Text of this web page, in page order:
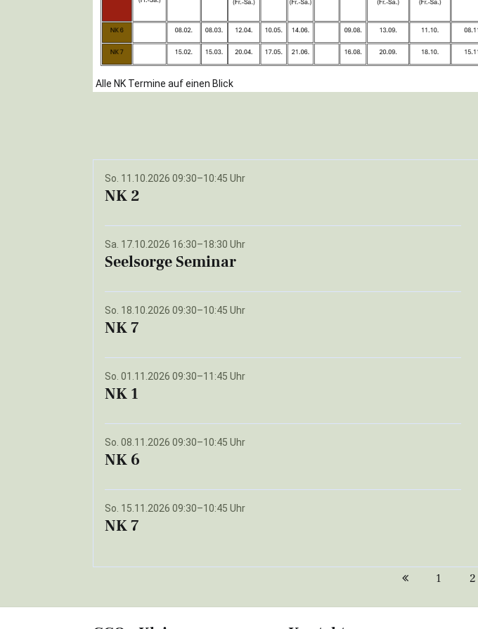
Alle NK Termine auf einen Blick
So. 11.10.2026 09:30–10:45 Uhr
NK 2
Sa. 17.10.2026 16:30–18:30 Uhr
Seelsorge Seminar
So. 18.10.2026 09:30–10:45 Uhr
NK 7
So. 01.11.2026 09:30–11:45 Uhr
NK 1
So. 08.11.2026 09:30–10:45 Uhr
NK 6
So. 15.11.2026 09:30–10:45 Uhr
NK 7
1 2